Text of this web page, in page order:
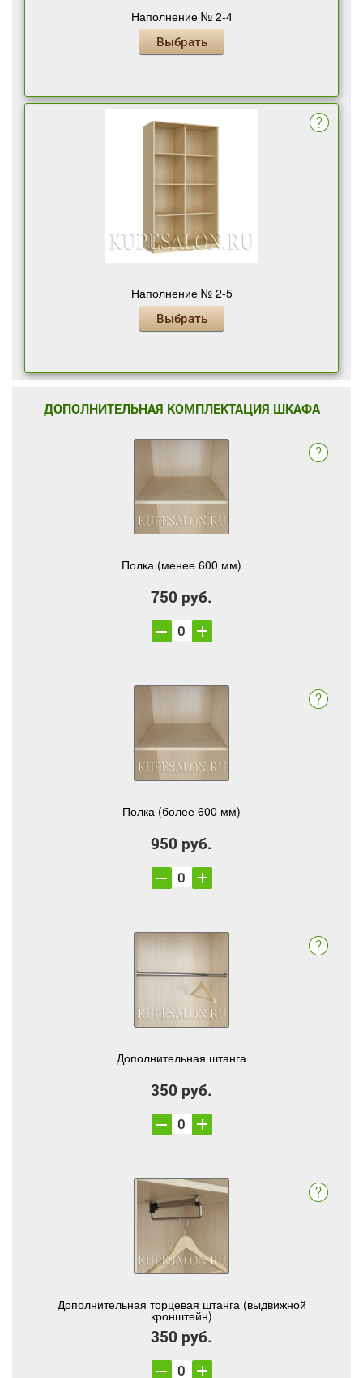
Наполнение № 2-4
Выбрать
Наполнение № 2-5
Выбрать
ДОПОЛНИТЕЛЬНАЯ КОМПЛЕКТАЦИЯ ШКАФА
Полка (менее 600 мм)
750 руб.
Полка (более 600 мм)
950 руб.
Дополнительная штанга
350 руб.
Дополнительная торцевая штанга (выдвижной
кронштейн)
350 руб.